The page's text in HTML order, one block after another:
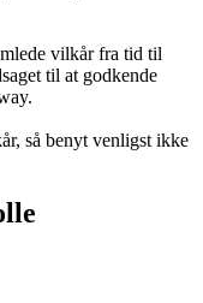
vilkår fra tid til
til at godkende
så benyt venligst ikke